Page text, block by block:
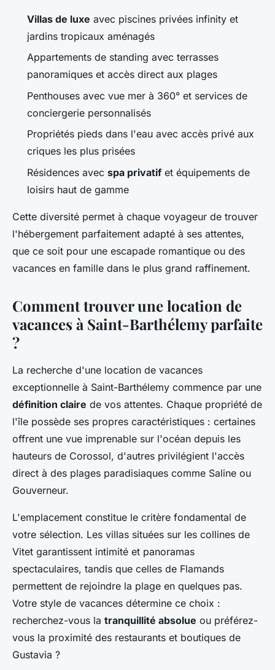
Villas de luxe avec piscines privées infinity et
jardins tropicaux aménagés
Appartements de standing avec terrasses
panoramiques et accès direct aux plages
Penthouses avec vue mer à 360° et services de
conciergerie personnalisés
Propriétés pieds dans l'eau avec accès privé aux
criques les plus prisées
Résidences avec spa privatif et équipements de
loisirs haut de gamme
Cette diversité permet à chaque voyageur de trouver
l'hébergement parfaitement adapté à ses attentes,
que ce soit pour une escapade romantique ou des
vacances en famille dans le plus grand raffinement.
Comment trouver une location de
vacances à Saint-Barthélemy parfaite
?
La recherche d'une location de vacances
exceptionnelle à Saint-Barthélemy commence par une
définition claire de vos attentes. Chaque propriété de
l'île possède ses propres caractéristiques : certaines
offrent une vue imprenable sur l'océan depuis les
hauteurs de Corossol, d'autres privilégient l'accès
direct à des plages paradisiaques comme Saline ou
Gouverneur.
L'emplacement constitue le critère fondamental de
votre sélection. Les villas situées sur les collines de
Vitet garantissent intimité et panoramas
spectaculaires, tandis que celles de Flamands
permettent de rejoindre la plage en quelques pas.
Votre style de vacances détermine ce choix :
recherchez-vous la tranquillité absolue ou préférez-
vous la proximité des restaurants et boutiques de
Gustavia ?